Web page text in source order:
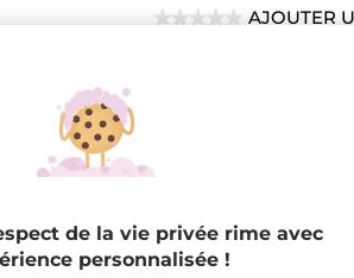
★★★★★
★★★★★ AJOUTER
Paiement
Satisfait ou
de la vie privée rime avec
personnalisée !